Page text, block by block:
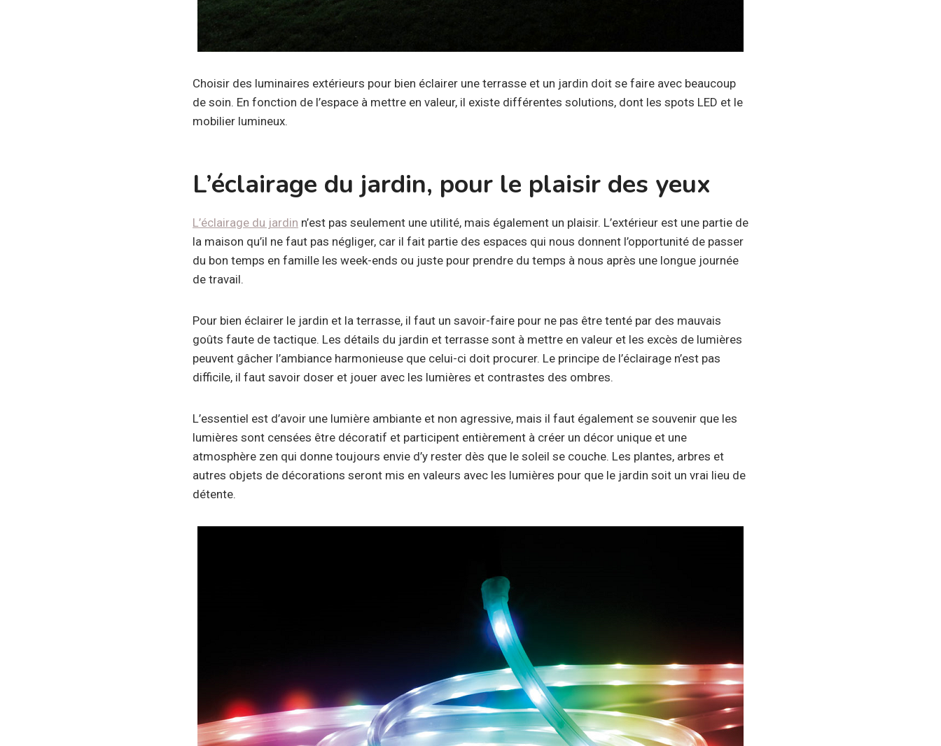
Choisir des luminaires extérieurs pour bien éclairer une terrasse et un jardin doit se faire avec beaucoup
de soin. En fonction de l’espace à mettre en valeur, il existe différentes solutions, dont les spots LED et le
mobilier lumineux.
L’éclairage du jardin, pour le plaisir des yeux
L’éclairage du jardin n’est pas seulement une utilité, mais également un plaisir. L’extérieur est une partie de
la maison qu’il ne faut pas négliger, car il fait partie des espaces qui nous donnent l’opportunité de passer
du bon temps en famille les week-ends ou juste pour prendre du temps à nous après une longue journée
de travail.
Pour bien éclairer le jardin et la terrasse, il faut un savoir-faire pour ne pas être tenté par des mauvais
goûts faute de tactique. Les détails du jardin et terrasse sont à mettre en valeur et les excès de lumières
peuvent gâcher l’ambiance harmonieuse que celui-ci doit procurer. Le principe de l’éclairage n’est pas
difficile, il faut savoir doser et jouer avec les lumières et contrastes des ombres.
L’essentiel est d’avoir une lumière ambiante et non agressive, mais il faut également se souvenir que les
lumières sont censées être décoratif et participent entièrement à créer un décor unique et une
atmosphère zen qui donne toujours envie d’y rester dès que le soleil se couche. Les plantes, arbres et
autres objets de décorations seront mis en valeurs avec les lumières pour que le jardin soit un vrai lieu de
détente.